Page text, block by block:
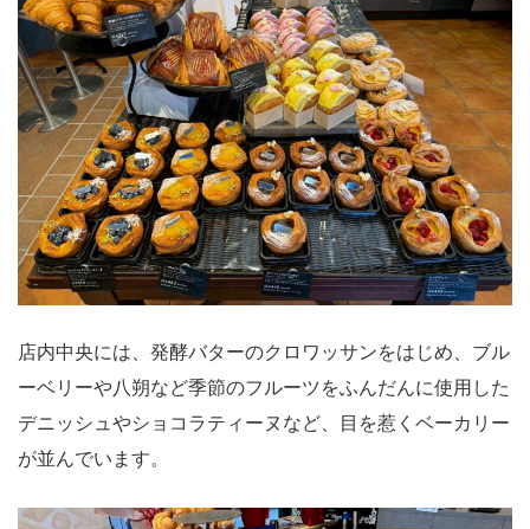
店内中央には、発酵バターのクロワッサンをはじめ、ブル
ーベリーや八朔など季節のフルーツをふんだんに使用した
デニッシュやショコラティーヌなど、目を惹くベーカリー
が並んでいます。